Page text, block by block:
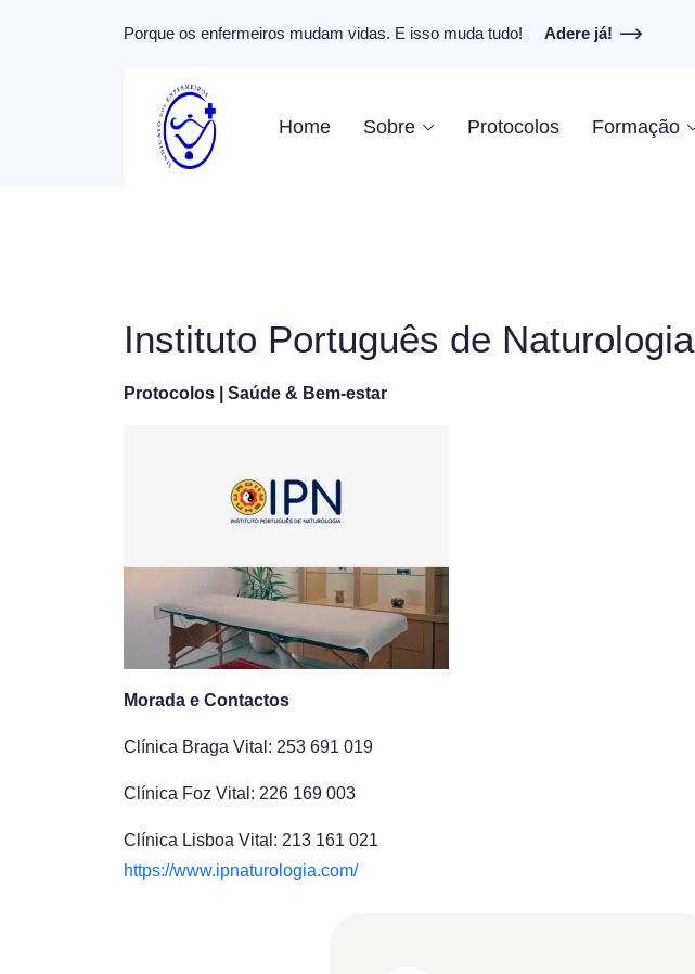
Porque os enfermeiros mudam vidas. E isso muda tudo! Adere já!
Home Sobre Protocolos Formação
Instituto Português de Naturologia
Protocolos | Saúde & Bem-estar
Morada e Contactos
Clínica Braga Vital: 253 691 019
Clínica Foz Vital: 226 169 003
Clínica Lisboa Vital: 213 161 021
https://www.ipnaturologia.com/